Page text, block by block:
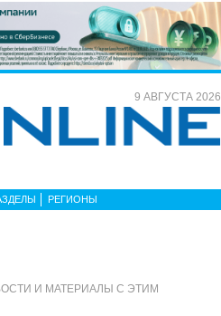
9 АВГУСТА 2026
РЕГИОНЫ
И МАТЕРИАЛЫ С ЭТИМ